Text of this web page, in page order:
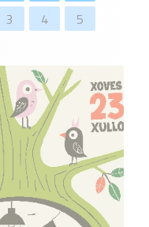
3 4 5